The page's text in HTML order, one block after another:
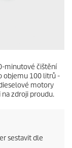
minutové čištění
objemu 100 litrů -
motory
zdroji proudu.
sestavit dle